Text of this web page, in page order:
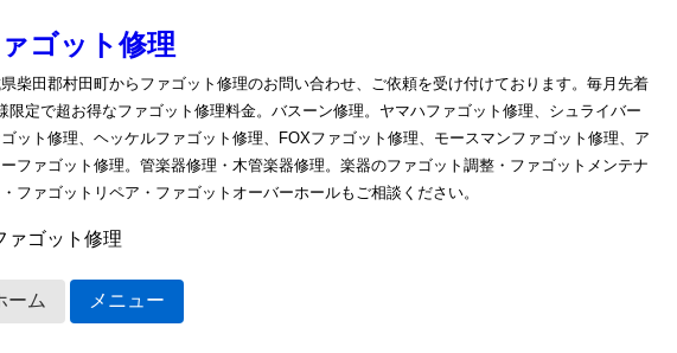
ゴット修理
柴田郡村田町からファゴット修理のお問い合わせ、ご依頼を受け付けております。毎月先着
限定で超お得なファゴット修理料金。バスーン修理。ヤマハファゴット修理、シュライバー
ット修理、ヘッケルファゴット修理、FOXファゴット修理、モースマンファゴット修理、ア
ーファゴット修理。管楽器修理・木管楽器修理。楽器のファゴット調整・ファゴットメンテナ
ファゴットリペア・ファゴットオーバーホールもご相談ください。
ーム メニュー